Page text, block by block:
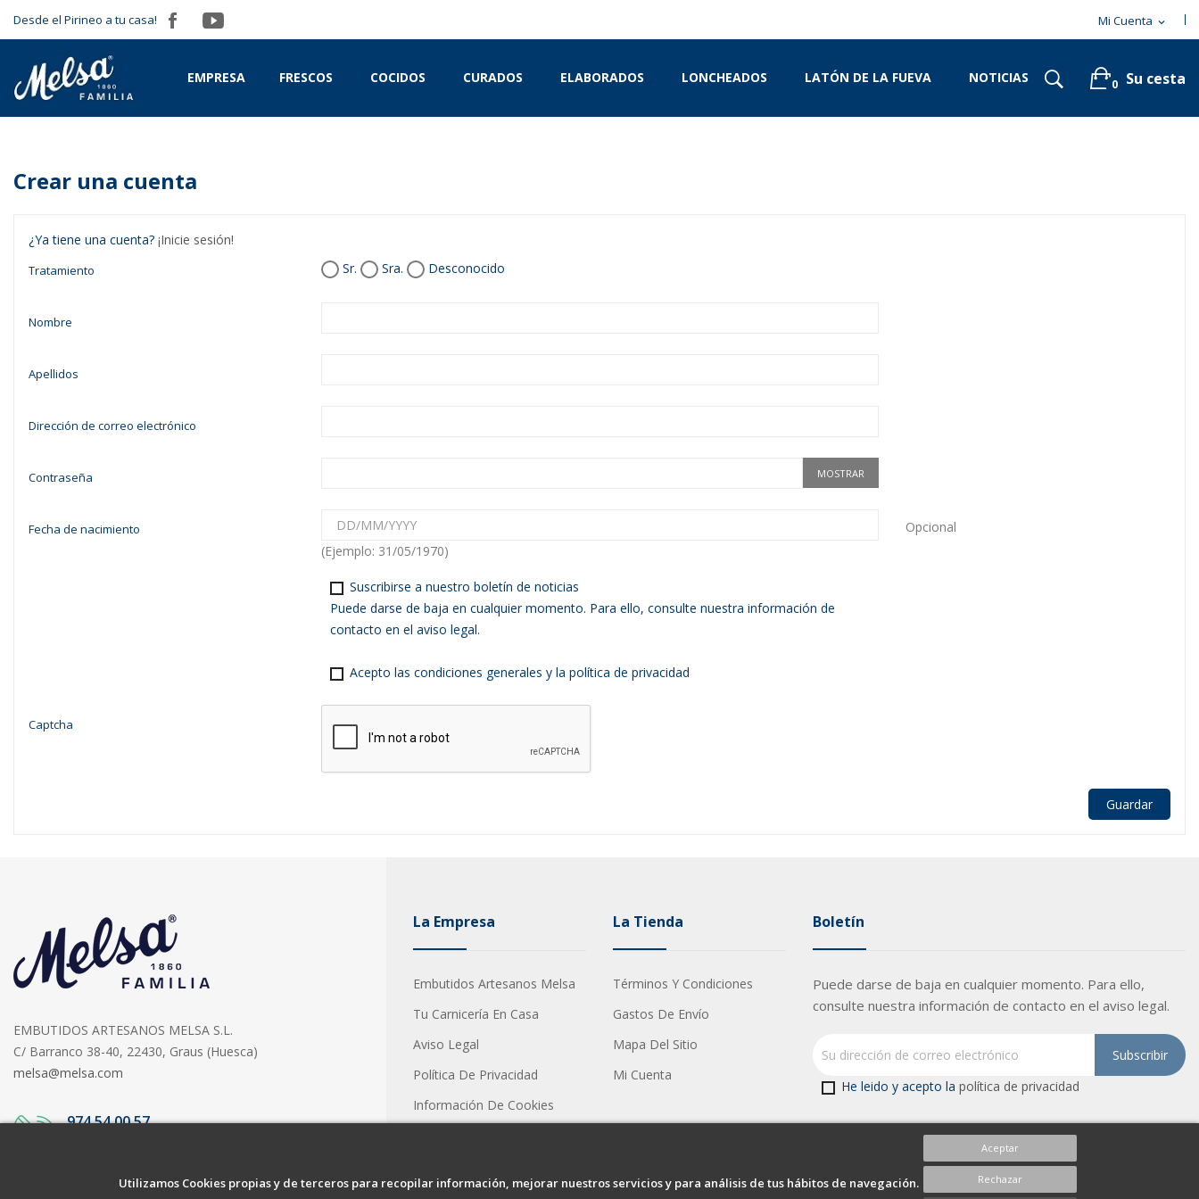
Utilizamos Cookies propias y de terceros para recopilar información, mejorar nuestros servicios y para análisis de tus hábitos de navegación.
Aceptar
Rechazar
Mi Cuenta expand_more
Desde el Pirineo a tu casa!
EMPRESA FRESCOS COCIDOS CURADOS ELABORADOS LONCHEADOS LATÓN DE LA FUEVA NOTICIAS 0 Su cesta
Crear una cuenta
¿Ya tiene una cuenta? ¡Inicie sesión!
Tratamiento Sr. Sra. Desconocido
Nombre
Apellidos
Dirección de correo electrónico
Contraseña MOSTRAR
Fecha de nacimiento
(Ejemplo: 31/05/1970)
Opcional
Suscribirse a nuestro boletín de noticias
Puede darse de baja en cualquier momento. Para ello, consulte nuestra información de
contacto en el aviso legal.
Acepto las condiciones generales y la política de privacidad
Captcha
Guardar
EMBUTIDOS ARTESANOS MELSA S.L.
C/ Barranco 38-40, 22430, Graus (Huesca)
melsa@melsa.com
974 54 00 57
La Empresa
Embutidos Artesanos Melsa
Tu Carnicería En Casa
Aviso Legal
Política De Privacidad
Información De Cookies
La Tienda
Términos Y Condiciones
Gastos De Envío
Mapa Del Sitio
Mi Cuenta
Boletín
Puede darse de baja en cualquier momento. Para ello,
consulte nuestra información de contacto en el aviso legal.
He leido y acepto la política de privacidad